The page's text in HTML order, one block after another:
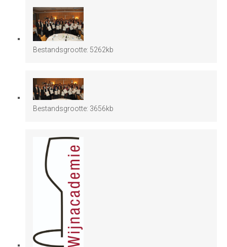
Bestandsgrootte: 5262kb
Bestandsgrootte: 3656kb